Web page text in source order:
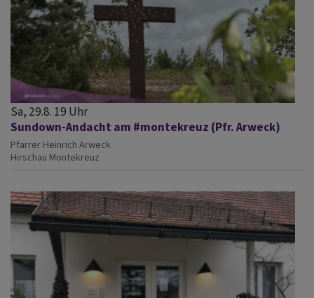
Sa, 29.8. 19 Uhr
Sundown-Andacht am #montekreuz (Pfr. Arweck)
Pfarrer Heinrich Arweck
Hirschau Montekreuz